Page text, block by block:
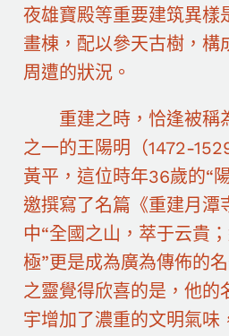
夜雄寶殿等重要建筑異樣
畫棟，配以參天古樹，構
周遭的狀況。
重建之時，恰逢被稱
之一的王陽明（1472-
黃平，這位時年36歲的“
邀撰寫了名篇《重建月潭
中“全國之山，萃于云貴
極”更是成為廣為傳佈的
之靈覺得欣喜的是，他的
宇增加了濃重的文明氣味